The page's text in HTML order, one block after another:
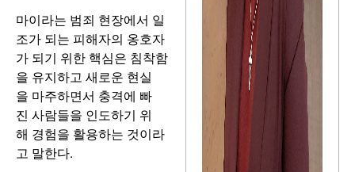
마이라는 범죄 현장에서 일
조가 되는 피해자의 옹호자
가 되기 위한 핵심은 침착함
을 유지하고 새로운 현실
을 마주하면서 충격에 빠
진 사람들을 인도하기 위
해 경험을 활용하는 것이라
고 말한다.